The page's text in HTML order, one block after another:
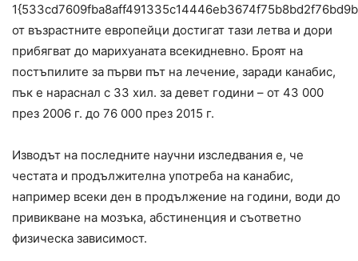
от възрастните европейци достигат тази летва и дори
прибягват до марихуаната всекидневно. Броят на
постъпилите за първи път на лечение, заради канабис,
пък е нараснал с 33 хил. за девет години – от 43 000
през 2006 г. до 76 000 през 2015 г.
Изводът на последните научни изследвания е, че
честата и продължителна употреба на канабис,
например всеки ден в продължение на години, води до
привикване на мозъка, абстиненция и съответно
физическа зависимост.